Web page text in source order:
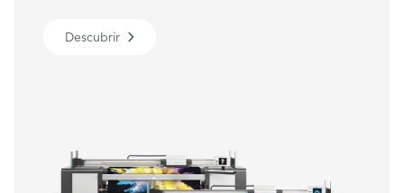
Descubrir